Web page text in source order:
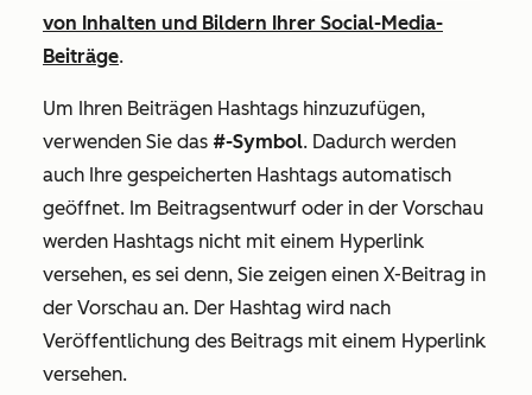
von Inhalten und Bildern Ihrer Social-Media-
Beiträge.
Um Ihren Beiträgen Hashtags hinzuzufügen,
verwenden Sie das #-Symbol. Dadurch werden
auch Ihre gespeicherten Hashtags automatisch
geöffnet. Im Beitragsentwurf oder in der Vorschau
werden Hashtags nicht mit einem Hyperlink
versehen, es sei denn, Sie zeigen einen X-Beitrag in
der Vorschau an. Der Hashtag wird nach
Veröffentlichung des Beitrags mit einem Hyperlink
versehen.